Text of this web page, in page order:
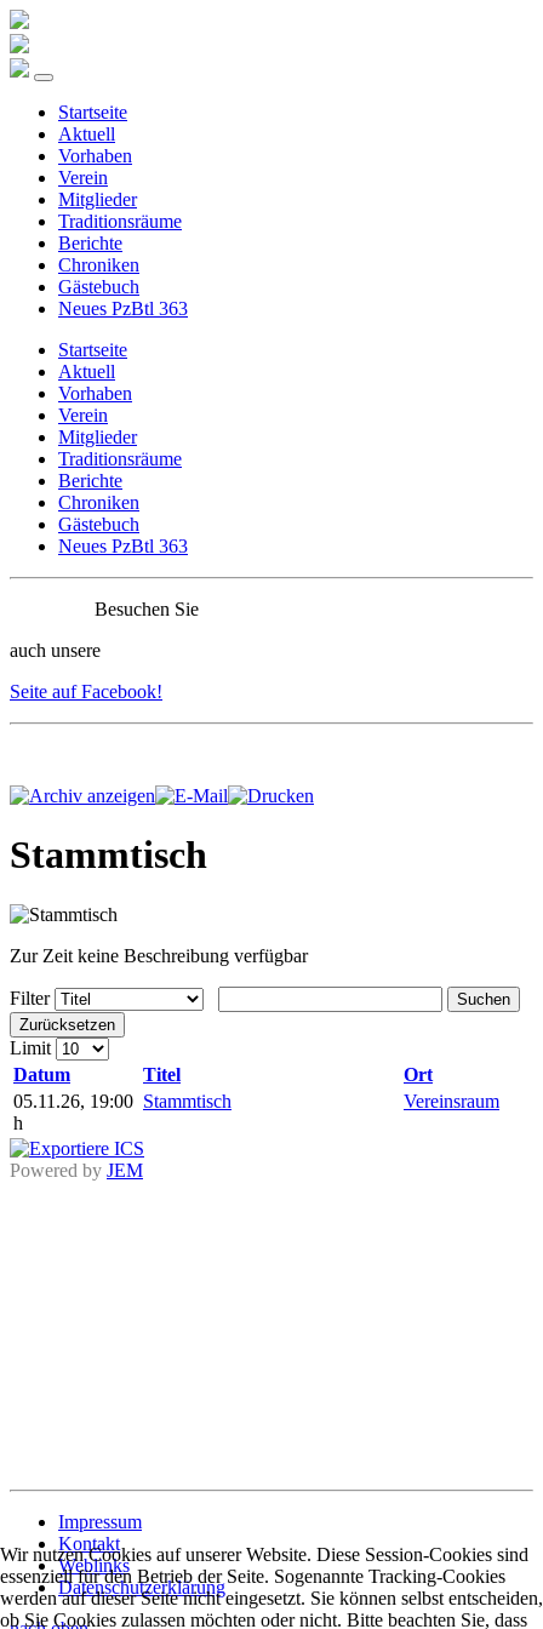
Startseite
Aktuell
Vorhaben
Verein
Mitglieder
Traditionsräume
Berichte
Chroniken
Gästebuch
Neues PzBtl 363
Startseite
Aktuell
Vorhaben
Verein
Mitglieder
Traditionsräume
Berichte
Chroniken
Gästebuch
Neues PzBtl 363
Besuchen Sie
auch unsere
Seite auf Facebook!
Stammtisch
Zur Zeit keine Beschreibung verfügbar
Filter
Suchen
Zurücksetzen
Limit
Datum
Titel
Ort
05.11.26, 19:00
h
Stammtisch Vereinsraum
Powered by JEM
Impressum
Kontakt
Weblinks
Datenschutzerklärung
Wir nutzen Cookies auf unserer Website. Diese Session-Cookies sind
essenziell für den Betrieb der Seite. Sogenannte Tracking-Cookies
werden auf dieser Seite nicht eingesetzt. Sie können selbst entscheiden,
ob Sie Cookies zulassen möchten oder nicht. Bitte beachten Sie, dass